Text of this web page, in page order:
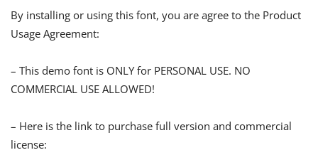
By installing or using this font, you are agree to the Product
Usage Agreement:
– This demo font is ONLY for PERSONAL USE. NO
COMMERCIAL USE ALLOWED!
– Here is the link to purchase full version and commercial
license: